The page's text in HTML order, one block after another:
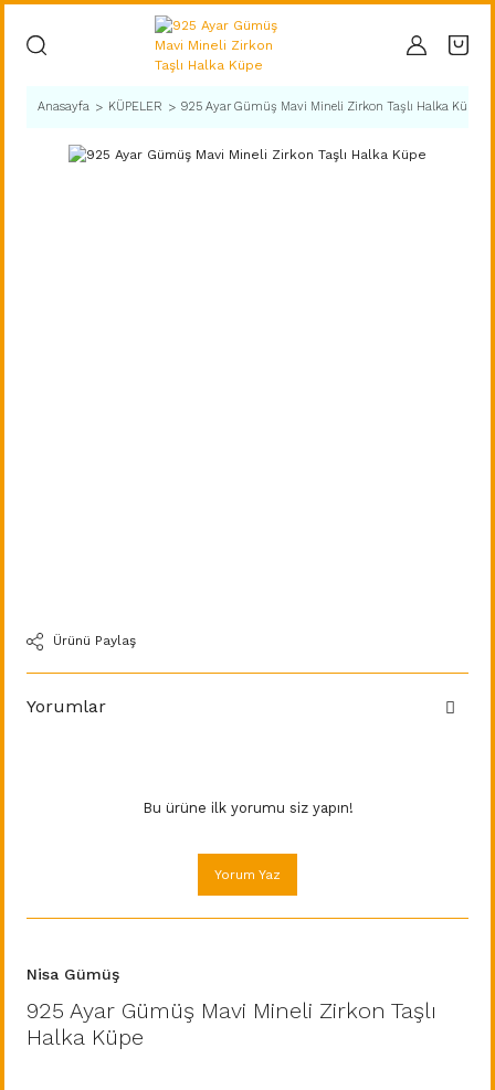
Anasayfa KÜPELER 925 Ayar Gümüş Mavi Mineli Zirkon Taşlı Halka Küpe
Ürünü Paylaş
Yorumlar
Bu ürüne ilk yorumu siz yapın!
Yorum Yaz
Nisa Gümüş
925 Ayar Gümüş Mavi Mineli Zirkon Taşlı
Halka Küpe